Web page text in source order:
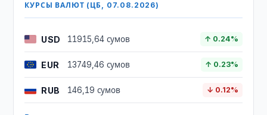
КУРСЫ ВАЛЮТ (ЦБ, 07.08.2026)
USD 11915,64 сумов ↑ 0.24%
EUR 13749,46 сумов ↑ 0.23%
RUB 146,19 сумов ↓ 0.12%